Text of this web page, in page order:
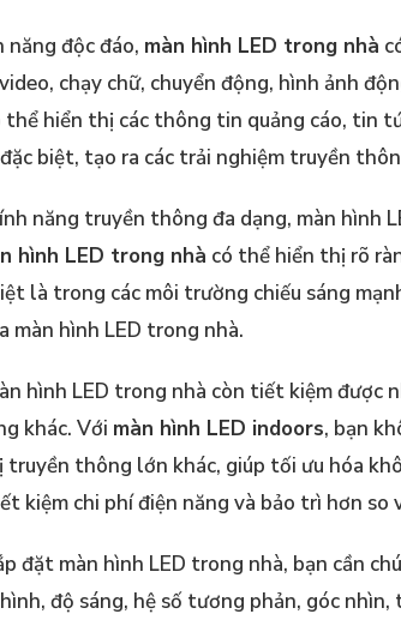
năng độc đáo, màn hình LED trong nhà
chạy chữ, chuyển động, hình ảnh
thể hiển thị các thông tin quảng cáo, tin
biệt, tạo ra các trải nghiệm truyền
năng truyền thông đa dạng, màn hình
hình LED trong nhà có thể hiển thị rõ
là trong các môi trường chiếu sáng
màn hình LED trong nhà.
hình LED trong nhà còn tiết kiệm được
khác. Với màn hình LED indoors, bạn
thông lớn khác, giúp tối ưu hóa
kiệm chi phí điện năng và bảo trì hơn
đặt màn hình LED trong nhà, bạn cần
độ sáng, hệ số tương phản, góc